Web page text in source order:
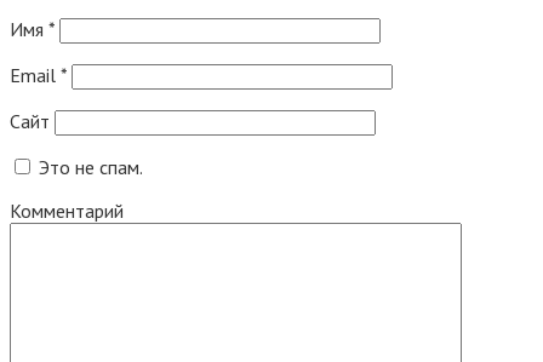
Имя *
Email *
Сайт
Это не спам.
Комментарий